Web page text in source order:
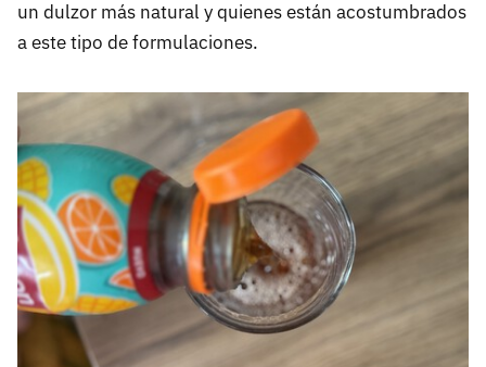
un dulzor más natural y quienes están acostumbrados
a este tipo de formulaciones.